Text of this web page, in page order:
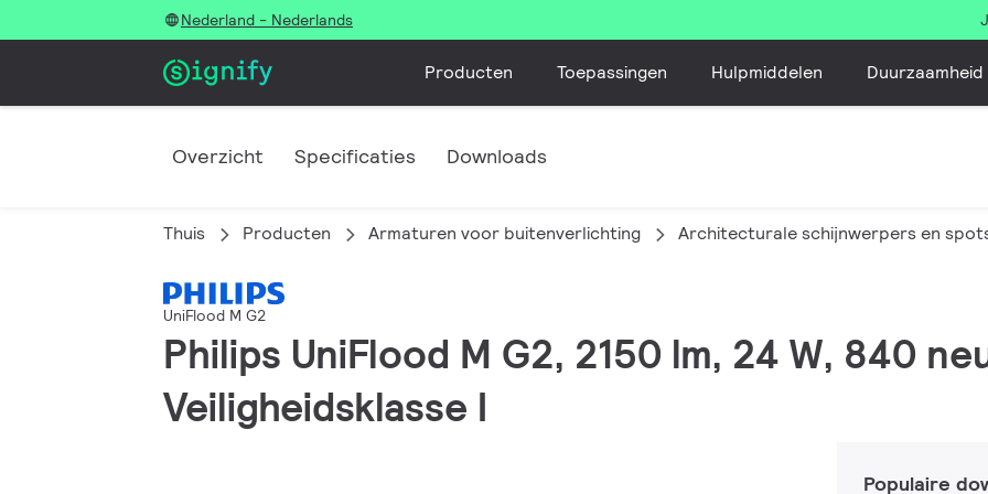
Nederland - Nederlands
Producten Toepassingen Hulpmiddelen Duurzaamheid
Overzicht Specificaties Downloads
Thuis Producten Armaturen voor buitenverlichting Architecturale schijnwerpers en
UniFlood M G2
Philips UniFlood M G2, 2150 lm, 24 W, 840
Veiligheidsklasse I
Populaire